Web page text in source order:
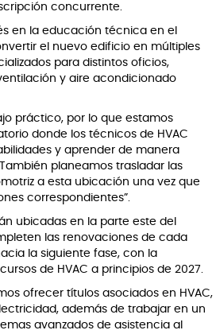
concurrente.
en la educación técnica en el
el nuevo edificio en múltiples
para distintos oficios,
y aire acondicionado
práctico, por lo que estamos
donde los técnicos de HVAC
y aprender de manera
planeamos trasladar las
a esta ubicación una vez que
correspondientes”.
ubicadas en la parte este del
las renovaciones de cada
la siguiente fase, con la
de HVAC a principios de 2027.
ofrecer títulos asociados en HVAC,
además de trabajar en un
avanzados de asistencia al